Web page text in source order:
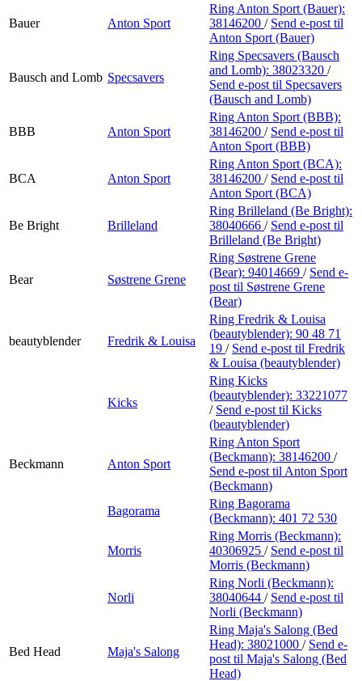
Bauer Anton Sport
Ring Anton Sport (Bauer):
38146200 / Send e-post til
Anton Sport (Bauer)
Bausch and Lomb Specsavers
Ring Specsavers (Bausch
and Lomb): 38023320 /
Send e-post til Specsavers
(Bausch and Lomb)
BBB Anton Sport
Ring Anton Sport (BBB):
38146200 / Send e-post til
Anton Sport (BBB)
BCA Anton Sport
Ring Anton Sport (BCA):
38146200 / Send e-post til
Anton Sport (BCA)
Be Bright Brilleland
Ring Brilleland (Be Bright):
38040666 / Send e-post til
Brilleland (Be Bright)
Bear Søstrene Grene
Ring Søstrene Grene
(Bear): 94014669 / Send e-
post til Søstrene Grene
(Bear)
beautyblender Fredrik & Louisa
Ring Fredrik & Louisa
(beautyblender): 90 48 71
19 / Send e-post til Fredrik
& Louisa (beautyblender)
Kicks
Ring Kicks
(beautyblender): 33221077
/ Send e-post til Kicks
(beautyblender)
Beckmann Anton Sport
Ring Anton Sport
(Beckmann): 38146200 /
Send e-post til Anton Sport
(Beckmann)
Bagorama
Ring Bagorama
(Beckmann): 401 72 530
Morris
Ring Morris (Beckmann):
40306925 / Send e-post til
Morris (Beckmann)
Norli
Ring Norli (Beckmann):
38040644 / Send e-post til
Norli (Beckmann)
Bed Head Maja's Salong
Ring Maja's Salong (Bed
Head): 38021000 / Send e-
post til Maja's Salong (Bed
Head)